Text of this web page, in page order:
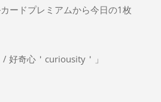
ードプレミアムから今日の1枚
/ 好奇心＇curiousity＇」